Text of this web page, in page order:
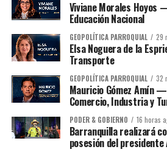
Viviane Morales Hoyos
Educación Nacional
GEOPOLÍTICA PARROQUIAL 29
Elsa Noguera de la
Transporte
GEOPOLÍTICA PARROQUIAL 32
Mauricio Gómez Amín
Comercio, Industria y
PODER & GOBIERNO 16 horas
Barranquilla realizará
posesión del